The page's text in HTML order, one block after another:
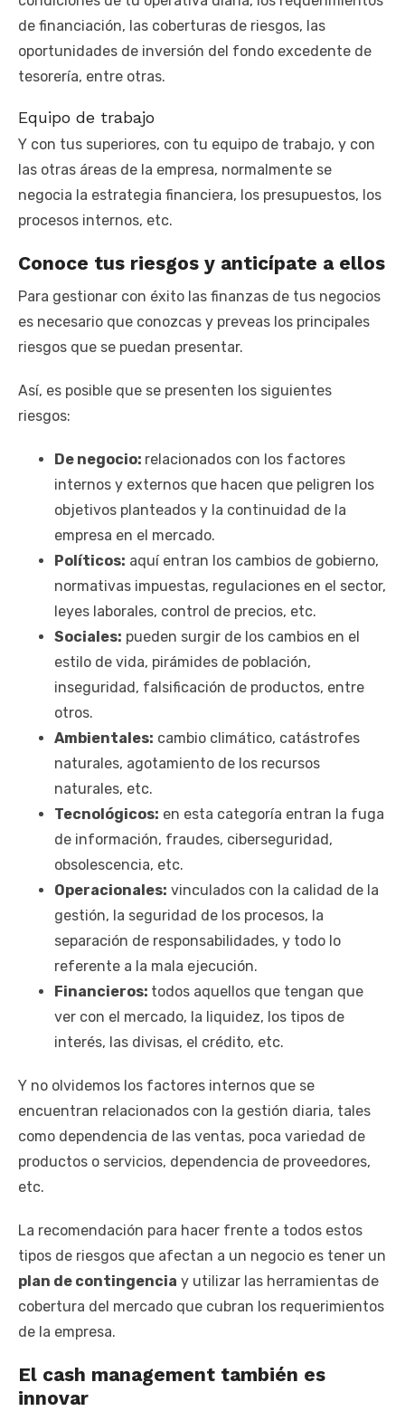
de financiación, las coberturas de riesgos, las
oportunidades de inversión del fondo excedente de
tesorería, entre otras.
Equipo de trabajo
Y con tus superiores, con tu equipo de trabajo, y con
las otras áreas de la empresa, normalmente se
negocia la estrategia financiera, los presupuestos, los
procesos internos, etc.
Conoce tus riesgos y anticípate a ellos
Para gestionar con éxito las finanzas de tus negocios
es necesario que conozcas y preveas los principales
riesgos que se puedan presentar.
Así, es posible que se presenten los siguientes
riesgos:
De negocio: relacionados con los factores
internos y externos que hacen que peligren los
objetivos planteados y la continuidad de la
empresa en el mercado.
Políticos: aquí entran los cambios de gobierno,
normativas impuestas, regulaciones en el sector,
leyes laborales, control de precios, etc.
Sociales: pueden surgir de los cambios en el
estilo de vida, pirámides de población,
inseguridad, falsificación de productos, entre
otros.
Ambientales: cambio climático, catástrofes
naturales, agotamiento de los recursos
naturales, etc.
Tecnológicos: en esta categoría entran la fuga
de información, fraudes, ciberseguridad,
obsolescencia, etc.
Operacionales: vinculados con la calidad de la
gestión, la seguridad de los procesos, la
separación de responsabilidades, y todo lo
referente a la mala ejecución.
Financieros: todos aquellos que tengan que
ver con el mercado, la liquidez, los tipos de
interés, las divisas, el crédito, etc.
Y no olvidemos los factores internos que se
encuentran relacionados con la gestión diaria, tales
como dependencia de las ventas, poca variedad de
productos o servicios, dependencia de proveedores,
etc.
La recomendación para hacer frente a todos estos
tipos de riesgos que afectan a un negocio es tener un
plan de contingencia y utilizar las herramientas de
cobertura del mercado que cubran los requerimientos
de la empresa.
El cash management también es
innovar